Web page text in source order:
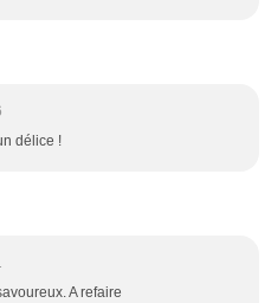
délice !
A refaire